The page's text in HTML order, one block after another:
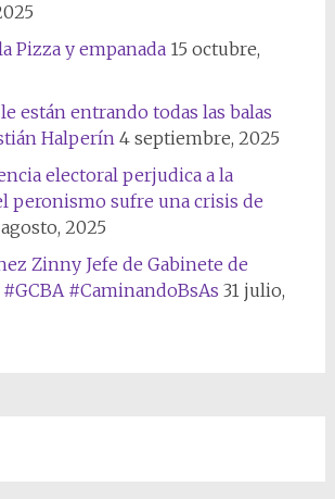
Pizza y empanada 15 octubre,
están entrando todas las balas
Halperín 4 septiembre, 2025
electoral perjudica a la
peronismo sufre una crisis de
2025
Zinny Jefe de Gabinete de
#CaminandoBsAs 31 julio,